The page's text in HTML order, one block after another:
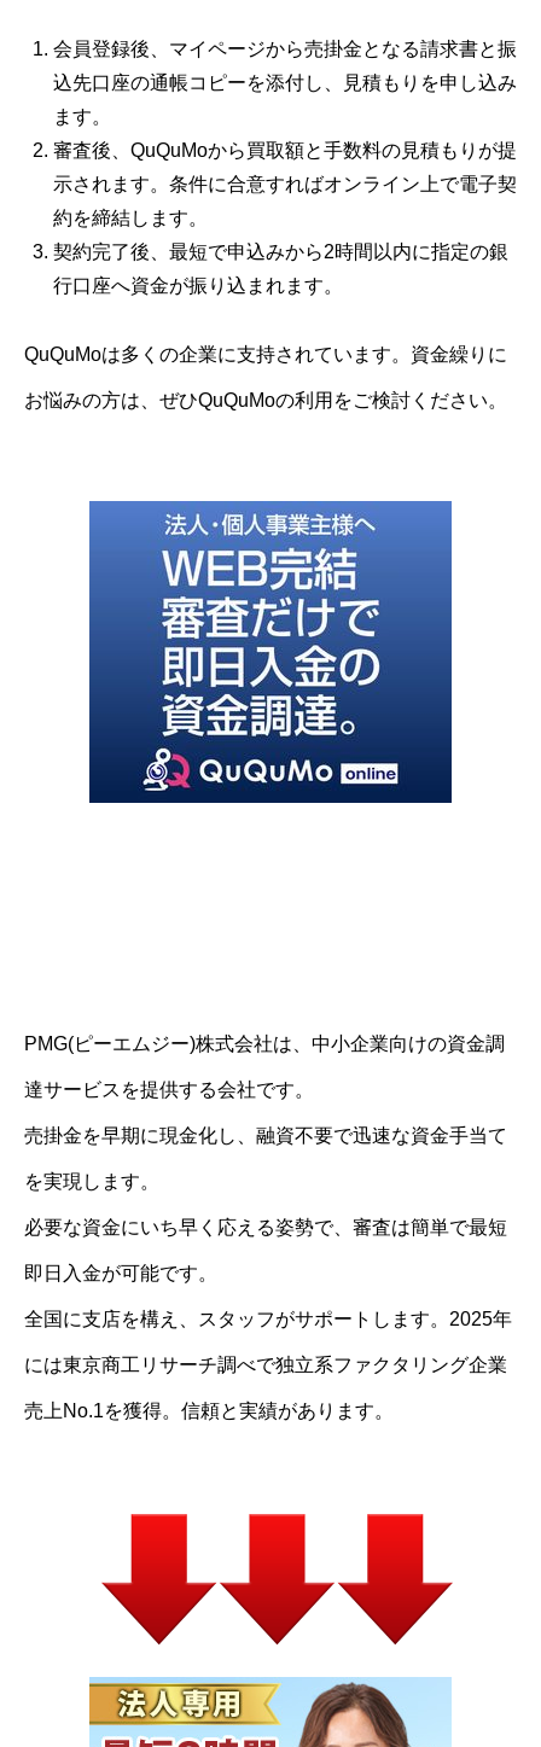
会員登録後、マイページから売掛金となる請求書と振
込先口座の通帳コピーを添付し、見積もりを申し込み
ます。
審査後、QuQuMoから買取額と手数料の見積もりが提
示されます。条件に合意すればオンライン上で電子契
約を締結します。
契約完了後、最短で申込みから2時間以内に指定の銀
行口座へ資金が振り込まれます。
QuQuMoは多くの企業に支持されています。資金繰りに
お悩みの方は、ぜひQuQuMoの利用をご検討ください。
PMG(ピーエムジー)株式会社は、中小企業向けの資金調
達サービスを提供する会社です。
売掛金を早期に現金化し、融資不要で迅速な資金手当て
を実現します。
必要な資金にいち早く応える姿勢で、審査は簡単で最短
即日入金が可能です。
全国に支店を構え、スタッフがサポートします。2025年
には東京商工リサーチ調べで独立系ファクタリング企業
売上No.1を獲得。信頼と実績があります。